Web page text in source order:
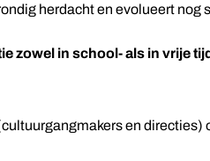
herdacht en evolueert
zowel in school- als in vrije
en